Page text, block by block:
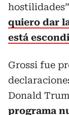
quiero dar
está
Grossi fue
Donald
programa